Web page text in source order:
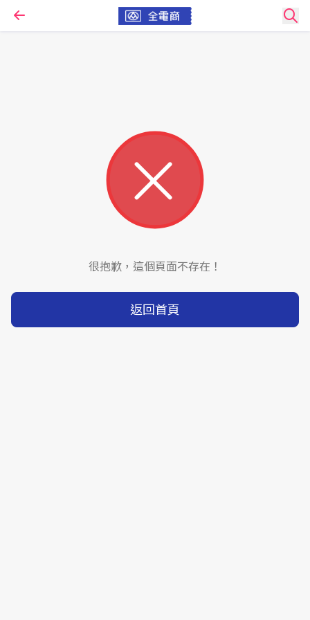
很抱歉，這個頁面不存在！
返回首頁